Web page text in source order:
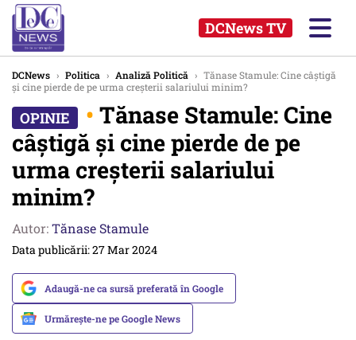
DCNews TV
DCNews › Politica › Analiză Politică › Tănase Stamule: Cine câștigă
și cine pierde de pe urma creșterii salariului minim?
• Tănase Stamule: Cine
câștigă și cine pierde de pe
urma creșterii salariului
minim?
Autor:Tănase Stamule
Data publicării: 27 Mar 2024
Adaugă-ne ca sursă preferată în Google
Urmărește-ne pe Google News